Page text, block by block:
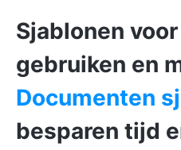
Sjablonen
gebruiken en
Documenten
besparen tijd